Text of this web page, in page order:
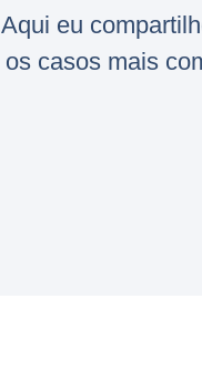
Aqui eu
os casos mais